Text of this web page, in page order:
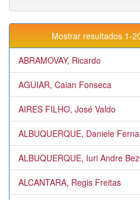
Mostrar resultados 1-
ABRAMOVAY, Ricardo
AGUIAR, Caian Fonseca
AIRES FILHO, José Valdo
ALBUQUERQUE, Daniele
ALBUQUERQUE, Iuri Andre
ALCANTARA, Regis Freitas